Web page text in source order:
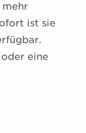
mehr
ist sie
eine